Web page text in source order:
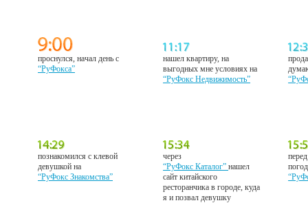
проснулся, начал день с
“РуФокса”
нашел квартиру, на
выгодных мне условиях на
“РуФокс Недвижимость”
познакомился с клевой
девушкой на
“РуФокс Знакомства”
через
“РуФокс Каталог”нашел
сайт китайского
ресторанчика в городе, куда
я и позвал девушку